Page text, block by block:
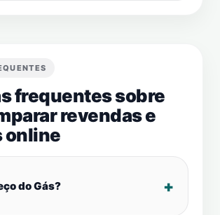
frequentes sobre
revendas e
online
do Gás?